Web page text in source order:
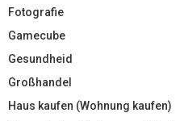
Fotografie
Gamecube
Gesundheid
Großhandel
Haus kaufen (Wohnung kaufen)